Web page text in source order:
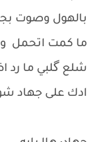
بالهول وصوت
ما كمت اتحمل
شلع گلبي ما رد
ادك على جهاد